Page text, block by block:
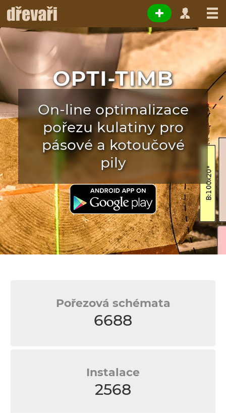
OPTI-TIMB
On-line optimalizace
pořezu kulatiny pro
pásové a kotoučové
pily
Pořezová schémata
6688
Instalace
2568